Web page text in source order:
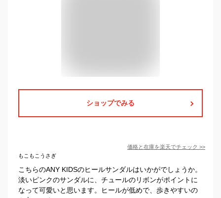
ショップでみる
価格と在庫を楽天でチェック >>
もこもこうさぎ
こちらのANY KIDSのヒールサンダルはいかがでしょうか。
淡いピンクのサンダルに、チュールのリボンがポイントに
なって可愛いと思います。ヒールが低めで、歩きやすいの